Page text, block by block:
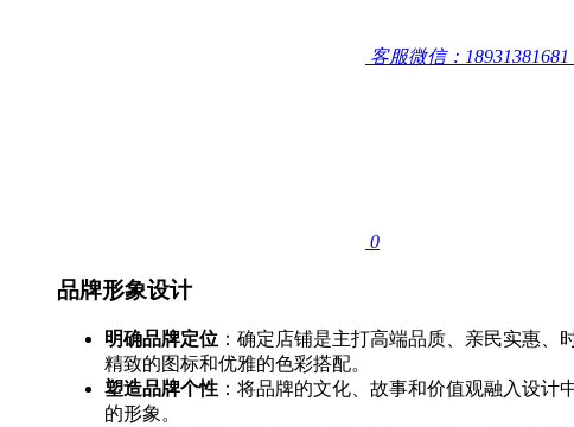
客服微信：18931381681
0
品牌形象设计
明确品牌定位 ：确定店铺是主打高端品质、亲民实惠
精致的图标和优雅的色彩搭配。
塑造品牌个性 ：将品牌的文化、故事和价值观融入设
的形象。